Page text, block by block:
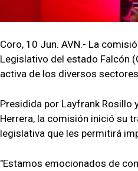
Coro, 10 Jun. AVN.- La
Legislativo del estado Falcón
activa de los diversos
Presidida por Layfrank
Herrera, la comisión inició su
legislativa que les permitirá
"Estamos emocionados de